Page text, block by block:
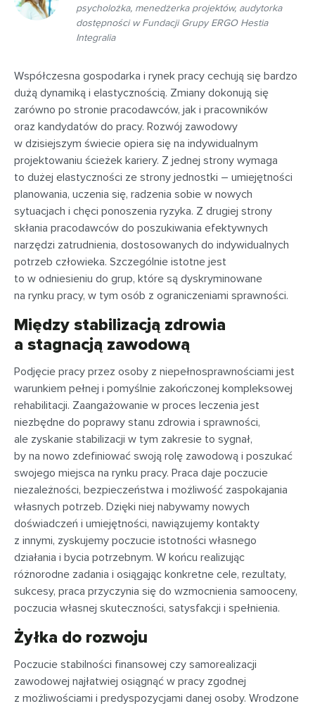
psycholożka, menedżerka projektów, audytorka
dostępności w Fundacji Grupy ERGO Hestia
Integralia
Współczesna gospodarka i rynek pracy cechują się bardzo
dużą dynamiką i elastycznością. Zmiany dokonują się
zarówno po stronie pracodawców, jak i pracowników
oraz kandydatów do pracy. Rozwój zawodowy
w dzisiejszym świecie opiera się na indywidualnym
projektowaniu ścieżek kariery. Z jednej strony wymaga
to dużej elastyczności ze strony jednostki – umiejętności
planowania, uczenia się, radzenia sobie w nowych
sytuacjach i chęci ponoszenia ryzyka. Z drugiej strony
skłania pracodawców do poszukiwania efektywnych
narzędzi zatrudnienia, dostosowanych do indywidualnych
potrzeb człowieka. Szczególnie istotne jest
to w odniesieniu do grup, które są dyskryminowane
na rynku pracy, w tym osób z ograniczeniami sprawności.
Między stabilizacją zdrowia
a stagnacją zawodową
Podjęcie pracy przez osoby z niepełnosprawnościami jest
warunkiem pełnej i pomyślnie zakończonej kompleksowej
rehabilitacji. Zaangażowanie w proces leczenia jest
niezbędne do poprawy stanu zdrowia i sprawności,
ale zyskanie stabilizacji w tym zakresie to sygnał,
by na nowo zdefiniować swoją rolę zawodową i poszukać
swojego miejsca na rynku pracy. Praca daje poczucie
niezależności, bezpieczeństwa i możliwość zaspokajania
własnych potrzeb. Dzięki niej nabywamy nowych
doświadczeń i umiejętności, nawiązujemy kontakty
z innymi, zyskujemy poczucie istotności własnego
działania i bycia potrzebnym. W końcu realizując
różnorodne zadania i osiągając konkretne cele, rezultaty,
sukcesy, praca przyczynia się do wzmocnienia samooceny,
poczucia własnej skuteczności, satysfakcji i spełnienia.
Żyłka do rozwoju
Poczucie stabilności finansowej czy samorealizacji
zawodowej najłatwiej osiągnąć w pracy zgodnej
z możliwościami i predyspozycjami danej osoby. Wrodzone